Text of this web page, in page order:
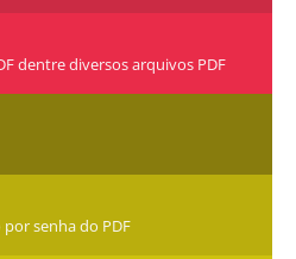
dentre diversos arquivos PDF
senha do PDF